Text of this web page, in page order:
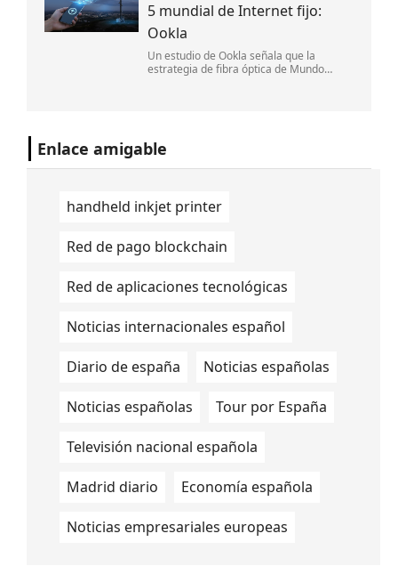
5 mundial de Internet fijo:
Ookla
Un estudio de Ookla señala que la
estrategia de fibra óptica de Mundo
Enlace amigable
handheld inkjet printer
Red de pago blockchain
Red de aplicaciones tecnológicas
Noticias internacionales español
Diario de españa Noticias españolas
Noticias españolas Tour por España
Televisión nacional española
Madrid diario Economía española
Noticias empresariales europeas